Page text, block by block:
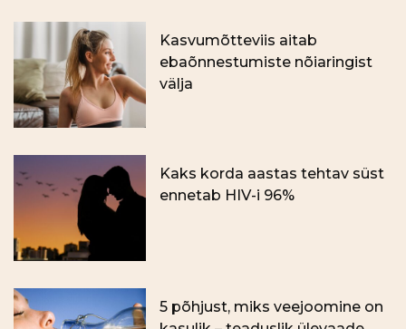
Kasvumõtteviis aitab
ebaõnnestumiste nõiaringist
välja
Kaks korda aastas tehtav süst
ennetab HIV-i 96%
5 põhjust, miks veejoomine on